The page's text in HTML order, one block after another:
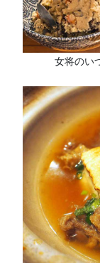
女将のい